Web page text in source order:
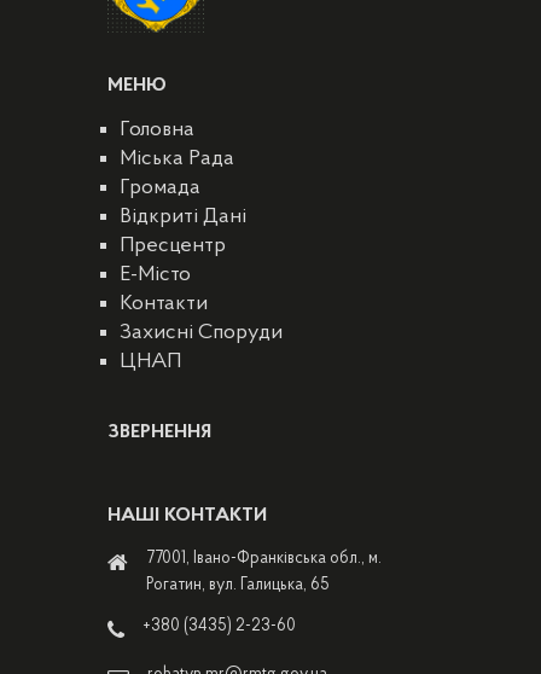
МЕНЮ
Головна
Міська Рада
Громада
Відкриті Дані
Пресцентр
E-Місто
Контакти
Захисні Споруди
ЦНАП
ЗВЕРНЕННЯ
НАШІ КОНТАКТИ
77001, Івано-Франківська обл., м.
Рогатин, вул. Галицька, 65
+380 (3435) 2-23-60